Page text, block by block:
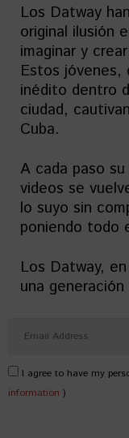
Los Datway
original ilusión
imaginar y
Estos jóvenes,
inédito dentro
ciudad,
Cuba.
A cada paso
videos se
lo suyo sin
poniendo todo
Los Datway,
una
I agree to have my
information )